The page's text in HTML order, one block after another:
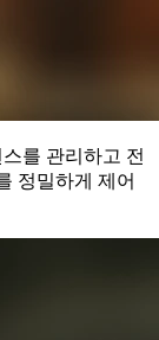
를 관리하고 전
정밀하게 제어